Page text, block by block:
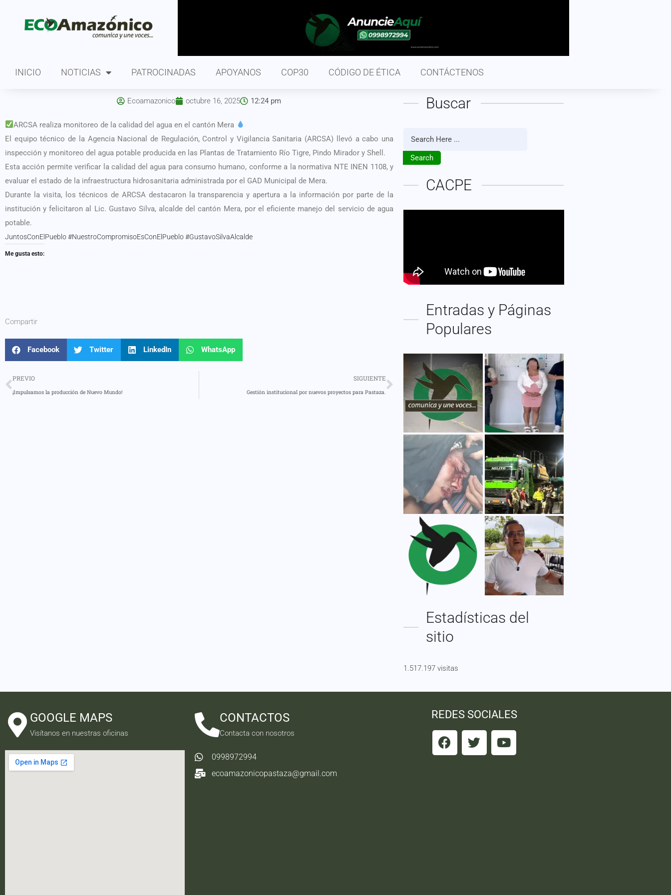
INICIO NOTICIAS PATROCINADAS APOYANOS COP30 CÓDIGO DE ÉTICA CONTÁCTENOS
Ecoamazonico octubre 16, 2025 12:24 pm
ARCSA realiza monitoreo de la calidad del agua en el cantón Mera
El equipo técnico de la Agencia Nacional de Regulación, Control y Vigilancia Sanitaria (ARCSA) llevó a cabo una
inspección y monitoreo del agua potable producida en las Plantas de Tratamiento Río Tigre, Pindo Mirador y Shell.
Esta acción permite verificar la calidad del agua para consumo humano, conforme a la normativa NTE INEN 1108, y
evaluar el estado de la infraestructura hidrosanitaria administrada por el GAD Municipal de Mera.
Durante la visita, los técnicos de ARCSA destacaron la transparencia y apertura a la información por parte de la
institución y felicitaron al Lic. Gustavo Silva, alcalde del cantón Mera, por el eficiente manejo del servicio de agua
potable.
JuntosConElPueblo #NuestroCompromisoEsConElPueblo #GustavoSilvaAlcalde
Me gusta esto:
Compartir
Facebook Twitter LinkedIn WhatsApp
PREVIO
¡Impulsamos la producción de Nuevo Mundo!
SIGUIENTE
Gestión institucional por nuevos proyectos para Pastaza.
Buscar
Search
CACPE
Entradas y Páginas
Populares
Estadísticas del
sitio
1.517.197 visitas
GOOGLE MAPS
Visítanos en nuestras oficinas
CONTACTOS
Contacta con nosotros
0998972994
ecoamazonicopastaza@gmail.com
REDES SOCIALES